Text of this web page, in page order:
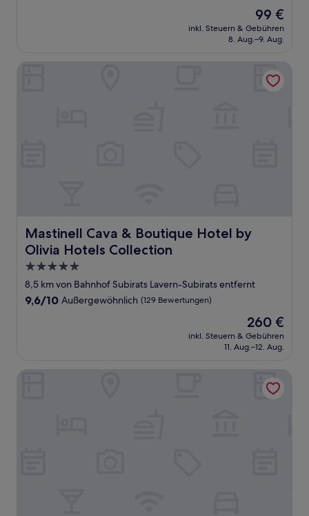
Bewertungen)
Der
Preis
beträgt
99 €
inkl. Steuern & Gebühren
8. Aug.–9. Aug.
Mastinell Cava & Boutique Hotel by
Olivia Hotels Collection
Mastinell Cava & Boutique Hotel by Olivia Hotels
5.0-
Sterne-
Unterkunft
8,5 km von Bahnhof Subirats Lavern-Subirats entfernt
9.6
9,6/10 Außergewöhnlich (129 Bewertungen)
Der
Preis
beträgt
260 €
inkl. Steuern & Gebühren
11. Aug.–12. Aug.
Mastinell Cava & Boutique Hotel by Olivia Hotels